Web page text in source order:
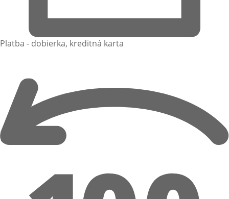
Platba - dobierka, kreditná karta